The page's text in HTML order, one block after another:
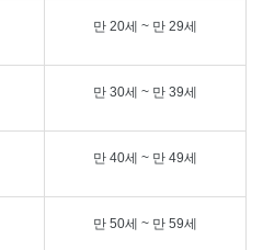
만 20세 ~ 만 29세
만 30세 ~ 만 39세
만 40세 ~ 만 49세
만 50세 ~ 만 59세